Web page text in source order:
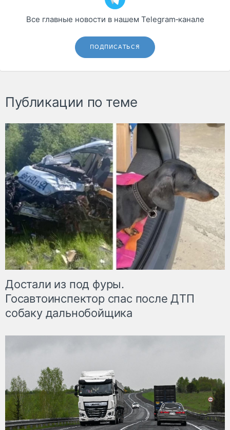
Все главные новости в нашем Telegram‑канале
ПОДПИСАТЬСЯ
Публикации по теме
Достали из под фуры.
Госавтоинспектор спас после ДТП
собаку дальнобойщика